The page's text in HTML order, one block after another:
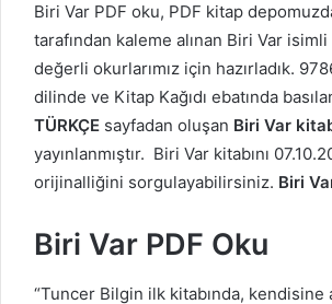
Biri Var PDF oku, PDF kitap
tarafından kaleme alınan Biri Var isimli
değerli okurlarımız için hazırladık.
dilinde ve Kitap Kağıdı ebatında
TÜRKÇE sayfadan oluşan Biri Var
yayınlanmıştır. Biri Var kitabını
orijinalliğini sorgulayabilirsiniz. Biri
Biri Var PDF Oku
“Tuncer Bilgin ilk kitabında, kendisine